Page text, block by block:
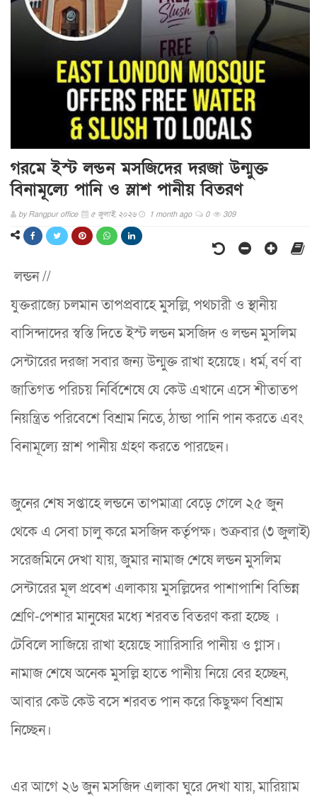
গরমে ইস্ট লন্ডন মসজিদের দরজা উন্মুক্ত
বিনামূল্যে পানি ও স্লাশ পানীয় বিতরণ
byRangpur office ৫ জুলাই, ২০২৬ 1 month ago 0 309
লন্ডন //
যুক্তরাজ্যে চলমান তাপপ্রবাহে মুসল্লি, পথচারী ও স্থানীয়
বাসিন্দাদের স্বস্তি দিতে ইস্ট লন্ডন মসজিদ ও লন্ডন মুসলিম
সেন্টারের দরজা সবার জন্য উন্মুক্ত রাখা হয়েছে। ধর্ম, বর্ণ বা
জাতিগত পরিচয় নির্বিশেষে যে কেউ এখানে এসে শীতাতপ
নিয়ন্ত্রিত পরিবেশে বিশ্রাম নিতে, ঠান্ডা পানি পান করতে এবং
বিনামূল্যে স্লাশ পানীয় গ্রহণ করতে পারছেন।
জুনের শেষ সপ্তাহে লন্ডনে তাপমাত্রা বেড়ে গেলে ২৫ জুন
থেকে এ সেবা চালু করে মসজিদ কর্তৃপক্ষ। শুক্রবার (৩ জুলাই)
সরেজমিনে দেখা যায়, জুমার নামাজ শেষে লন্ডন মুসলিম
সেন্টারের মূল প্রবেশ এলাকায় মুসল্লিদের পাশাপাশি বিভিন্ন
শ্রেণি-পেশার মানুষের মধ্যে শরবত বিতরণ করা হচ্ছে ।
টেবিলে সাজিয়ে রাখা হয়েছে সাারিসারি পানীয় ও গ্লাস।
নামাজ শেষে অনেক মুসল্লি হাতে পানীয় নিয়ে বের হচ্ছেন,
আবার কেউ কেউ বসে শরবত পান করে কিছুক্ষণ বিশ্রাম
নিচ্ছেন।
এর আগে ২৬ জুন মসজিদ এলাকা ঘুরে দেখা যায়, মারিয়াম